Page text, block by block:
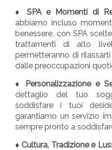
♦ SPA e Momenti di
abbiamo incluso
benessere, con SPA
trattamenti di alto
permetteranno di
dalle preoccupazioni
♦ Personalizzazione e
dettaglio del tuo
soddisfare i tuoi
garantiamo un servizio
sempre pronto a
♦ Cultura, Tradizione e